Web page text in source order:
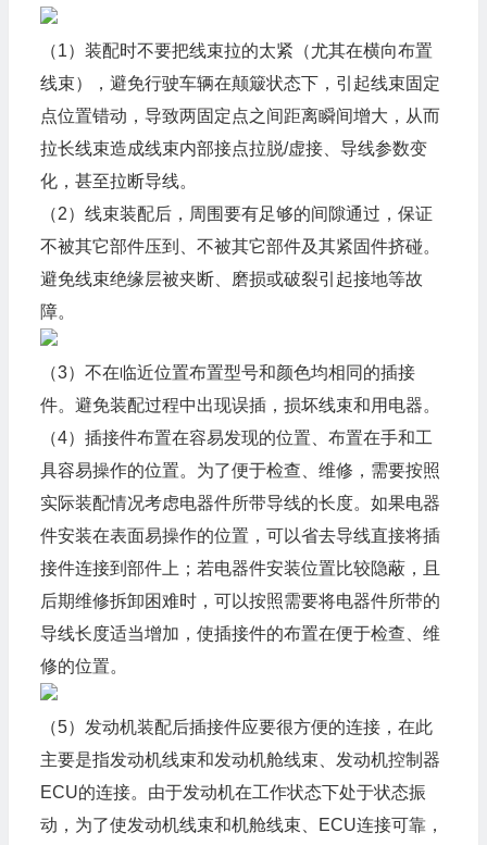
（1）装配时不要把线束拉的太紧（尤其在横向布置
线束），避免行驶车辆在颠簸状态下，引起线束固定
点位置错动，导致两固定点之间距离瞬间增大，从而
拉长线束造成线束内部接点拉脱/虚接、导线参数变
化，甚至拉断导线。
（2）线束装配后，周围要有足够的间隙通过，保证
不被其它部件压到、不被其它部件及其紧固件挤碰。
避免线束绝缘层被夹断、磨损或破裂引起接地等故
障。
（3）不在临近位置布置型号和颜色均相同的插接
件。避免装配过程中出现误插，损坏线束和用电器。
（4）插接件布置在容易发现的位置、布置在手和工
具容易操作的位置。为了便于检查、维修，需要按照
实际装配情况考虑电器件所带导线的长度。如果电器
件安装在表面易操作的位置，可以省去导线直接将插
接件连接到部件上；若电器件安装位置比较隐蔽，且
后期维修拆卸困难时，可以按照需要将电器件所带的
导线长度适当增加，使插接件的布置在便于检查、维
修的位置。
（5）发动机装配后插接件应要很方便的连接，在此
主要是指发动机线束和发动机舱线束、发动机控制器
ECU的连接。由于发动机在工作状态下处于状态振
动，为了使发动机线束和机舱线束、ECU连接可靠，